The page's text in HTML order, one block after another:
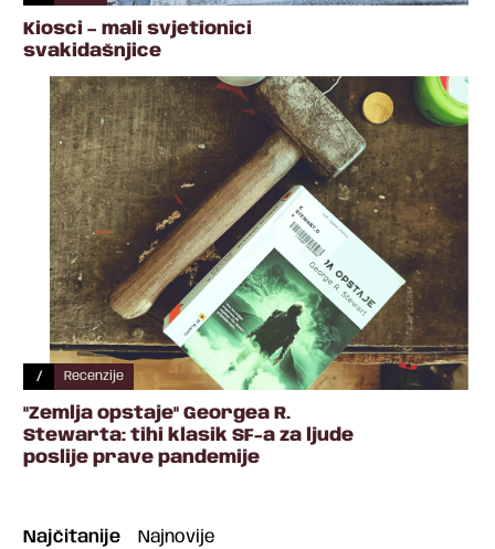
Kiosci – mali svjetionici
svakidašnjice
/ Recenzije
"Zemlja opstaje" Georgea R.
Stewarta: tihi klasik SF-a za ljude
poslije prave pandemije
Najčitanije Najnovije